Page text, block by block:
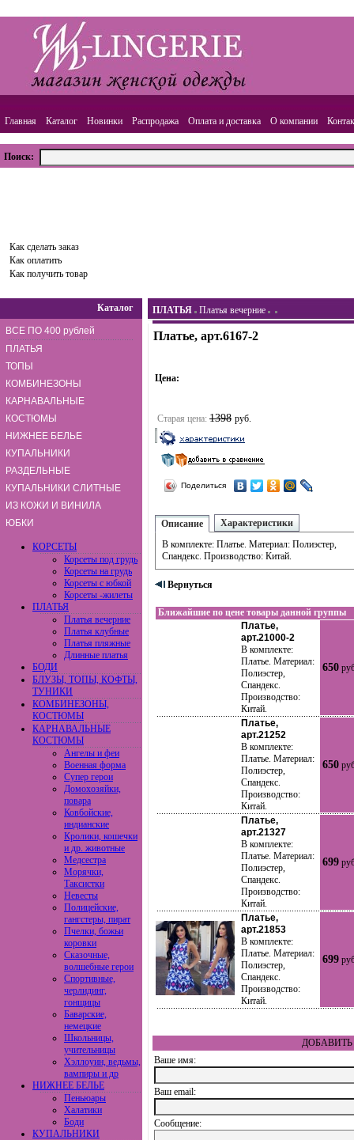
Главная Каталог Новинки Распродажа Оплата и доставка О компании
Поиск:
Как сделать заказ
Как оплатить
Как получить товар
Каталог
ВСЕ ПО 400 рублей
ПЛАТЬЯ
ТОПЫ
КОМБИНЕЗОНЫ
КАРНАВАЛЬНЫЕ
КОСТЮМЫ
НИЖНЕЕ БЕЛЬЕ
КУПАЛЬНИКИ
РАЗДЕЛЬНЫЕ
КУПАЛЬНИКИ СЛИТНЫЕ
ИЗ КОЖИ И ВИНИЛА
ЮБКИ
КОРСЕТЫ
Корсеты под грудь
Корсеты на грудь
Корсеты с юбкой
Корсеты -жилеты
ПЛАТЬЯ
Платья вечерние
Платья клубные
Платья пляжные
Длинные платья
БОДИ
БЛУЗЫ, ТОПЫ, КОФТЫ,
ТУНИКИ
КОМБИНЕЗОНЫ,
КОСТЮМЫ
КАРНАВАЛЬНЫЕ
КОСТЮМЫ
Ангелы и феи
Военная форма
Супер герои
Домохозяйки,
повара
Ковбойские,
индианские
Кролики, кошечки
и др. животные
Медсестра
Морячки,
Таксистки
Невесты
Полицейские,
гангстеры, пират
Пчелки, божьи
коровки
Сказочные,
волшебные герои
Спортивные,
черлидинг,
гонщицы
Баварские,
немецкие
Школьницы,
учительницы
Хэллоуин, ведьмы,
вампиры и др
НИЖНЕЕ БЕЛЬЕ
Пеньюары
Халатики
Боди
КУПАЛЬНИКИ
ПЛАТЬЯ Платья вечерние
Платье, арт.6167-2
Цена:
Старая цена: 1398 руб.
Поделиться
Описание
Характеристики
В комплекте: Платье. Материал: Полиэстер,
Спандекс. Производство: Китай.
Вернуться
Ближайшие по цене товары данной группы
Платье,
арт.21000-2
В комплекте:
Платье. Материал:
Полиэстер,
Спандекс.
Производство:
Китай.
650
Платье,
арт.21252
В комплекте:
Платье. Материал:
Полиэстер,
Спандекс.
Производство:
Китай.
650
Платье,
арт.21327
В комплекте:
Платье. Материал:
Полиэстер,
Спандекс.
Производство:
Китай.
699
Платье,
арт.21853
В комплекте:
Платье. Материал:
Полиэстер,
Спандекс.
Производство:
Китай.
699
ДОБАВИТЬ
Ваше имя:
Ваш еmail:
Сообщение: